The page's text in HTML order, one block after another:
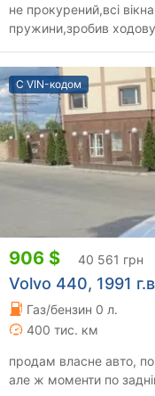
не прокурений,всі
пружини,зробив
С VIN-кодом
906 $ 40 561 грн
Volvo 440, 1991
Газ/бензин 0 л.
400 тис. км
продам власне авто,
але ж моменти по